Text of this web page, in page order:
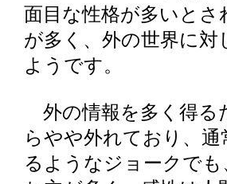
面目な性格が多いと
が多く、外の世界に
ようです。
外の情報を多く得る
らやや外れており、
るようなジョークで